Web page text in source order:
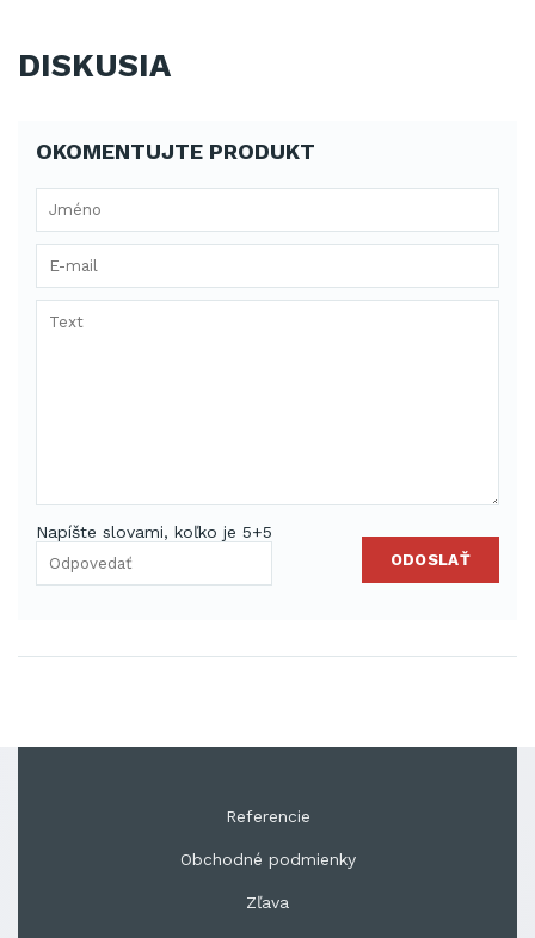
DISKUSIA
OKOMENTUJTE PRODUKT
Napíšte slovami, koľko je 5+5
ODOSLAŤ
Referencie
Obchodné podmienky
Zľava